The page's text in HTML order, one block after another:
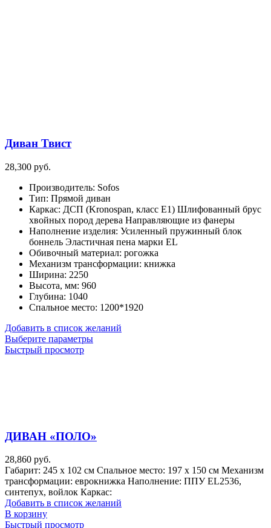
Диван Твист
28,300 руб.
Производитель: Sofos
Тип: Прямой диван
Каркас: ДСП (Kronospan, класс Е1) Шлифованный брус
хвойных пород дерева Направляющие из фанеры
Наполнение изделия: Усиленный пружинный блок
боннель Эластичная пена марки EL
Обивочный материал: рогожка
Механизм трансформации: книжка
Ширина: 2250
Высота, мм: 960
Глубина: 1040
Спальное место: 1200*1920
Добавить в список желаний
Выберите параметрыЭтот
странице
Быстрый просмотр
ДИВАН «ПОЛО»
28,860 руб.
Габарит: 245 х 102 см Спальное место: 197 х 150 см Механизм
трансформации: еврокнижка Наполнение: ППУ EL2536,
синтепух, войлок Каркас:
Добавить в список желаний
В корзину
Быстрый просмотр